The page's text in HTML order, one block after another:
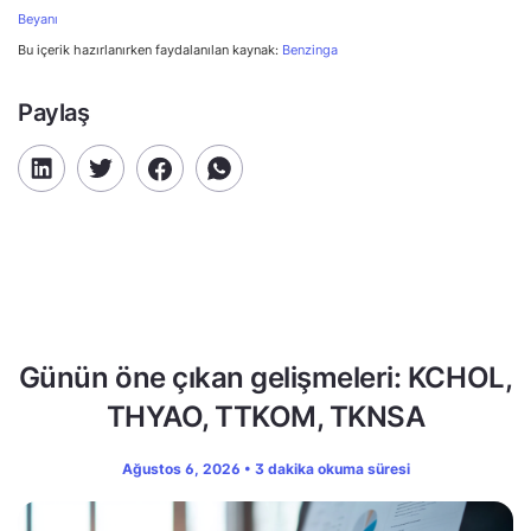
Beyanı
Bu içerik hazırlanırken faydalanılan kaynak: Benzinga
Paylaş
Günün öne çıkan gelişmeleri: KCHOL,
THYAO, TTKOM, TKNSA
Ağustos 6, 2026 • 3 dakika okuma süresi